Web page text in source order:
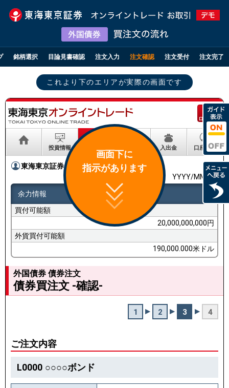
銘柄選択 目論見書確認 注文入力 注文確認 注文受付 注文完了
これより下のエリアが実際の画面です
画面下に
指示があります
ログアウト
投資情報 入出金 口座情報
東海東京証券
YYYY/MM/DD
余力情報
買付可能額
20,000,000,000円
外貨買付可能額
190,000.000米ドル
外国債券 債券注文
債券買注文 -確認-
1 2 3 4
ご注文内容
L0000 ○○○○ボンド